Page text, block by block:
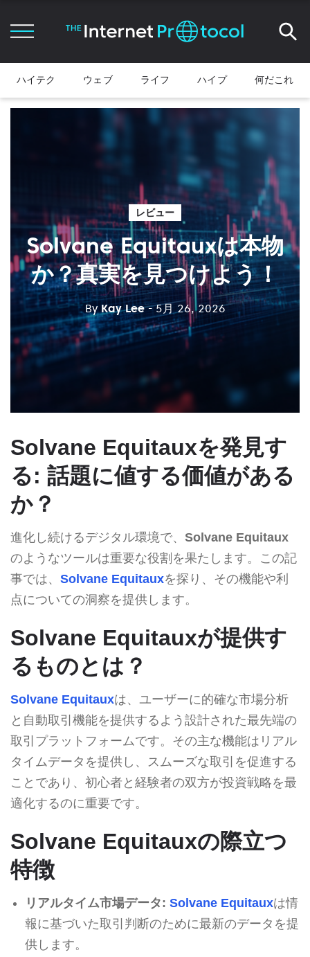
ハイテク ウェブ ライフ ハイプ 何だこれ
レビュー
Solvane Equitauxは本物
か？真実を見つけよう！
ByKay Lee - 5月 26, 2026
Solvane Equitauxを発見す
る: 話題に値する価値がある
か？
進化し続けるデジタル環境で、 Solvane Equitaux
のようなツールは重要な役割を果たします。この記
事では、 Solvane Equitauxを探り、その機能や利
点についての洞察を提供します。
Solvane Equitauxが提供す
るものとは？
Solvane Equitauxは、ユーザーに的確な市場分析
と自動取引機能を提供するよう設計された最先端の
取引プラットフォームです。その主な機能はリアル
タイムデータを提供し、スムーズな取引を促進する
ことであり、初心者と経験者の双方が投資戦略を最
適化するのに重要です。
Solvane Equitauxの際立つ
特徴
リアルタイム市場データ: Solvane Equitauxは情
報に基づいた取引判断のために最新のデータを提
供します。